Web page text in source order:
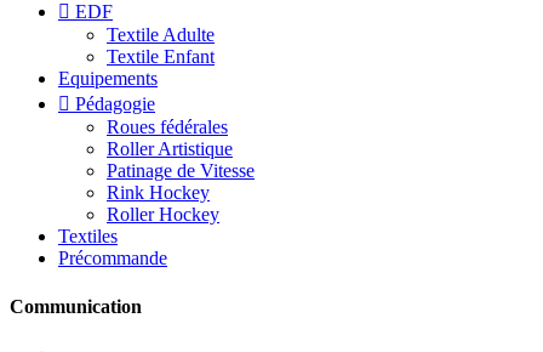
 EDF
Textile Adulte
Textile Enfant
Equipements
 Pédagogie
Roues fédérales
Roller Artistique
Patinage de Vitesse
Rink Hockey
Roller Hockey
Textiles
Précommande
Communication